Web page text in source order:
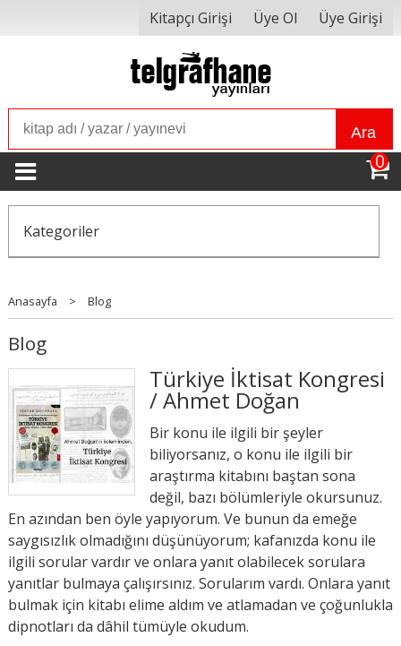
Kitapçı Girişi Üye Ol Üye Girişi
Ara
0
Kategoriler
Anasayfa > Blog
Blog
Türkiye İktisat Kongresi
/ Ahmet Doğan
Bir konu ile ilgili bir şeyler
biliyorsanız, o konu ile ilgili bir
araştırma kitabını baştan sona
değil, bazı bölümleriyle okursunuz.
En azından ben öyle yapıyorum. Ve bunun da emeğe
saygısızlık olmadığını düşünüyorum; kafanızda konu ile
ilgili sorular vardır ve onlara yanıt olabilecek sorulara
yanıtlar bulmaya çalışırsınız. Sorularım vardı. Onlara yanıt
bulmak için kitabı elime aldım ve atlamadan ve çoğunlukla
dipnotları da dâhil tümüyle okudum.